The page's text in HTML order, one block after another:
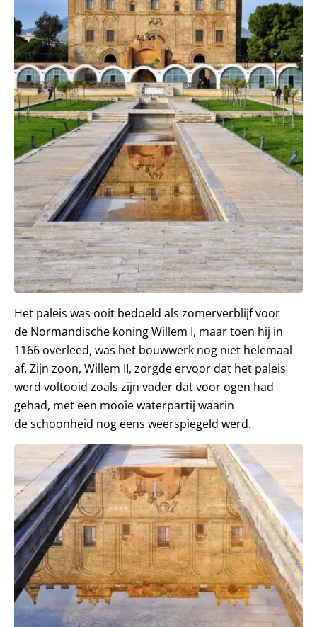
Het paleis was ooit bedoeld als zomerverblijf voor
de Normandische koning Willem I, maar toen hij in
1166 overleed, was het bouwwerk nog niet helemaal
af. Zijn zoon, Willem II, zorgde ervoor dat het paleis
werd voltooid zoals zijn vader dat voor ogen had
gehad, met een mooie waterpartij waarin
de schoonheid nog eens weerspiegeld werd.